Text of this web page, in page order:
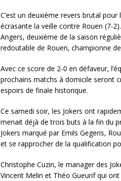
C’est un deuxième revers brutal
écrasante la veille contre Rouen (7-
Angers, deuxième de la saison
redoutable de Rouen, championne
Avec ce score de 2-0 en défaveur,
prochains matchs à domicile seront
espoirs de finale historique.
Ce samedi soir, les Jokers ont
menait déjà de trois buts à la fin du
Jokers marqué par Emils Gegeris,
et se rapprocher de la qualification
Christophe Cuzin, le manager des
Vincent Melin et Théo Gueurif qui